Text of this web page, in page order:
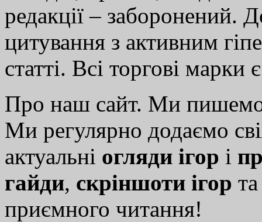
редакції – заборонений.
цитування з активним
статті. Всі торгові марки
Про наш сайт. Ми
Ми регулярно додаємо
актуальні огляди ігор і
гайди, скріншоти ігор
приємного читання!